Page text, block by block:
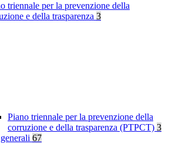
triennale per la prevenzione della
e della trasparenza 3
Piano triennale per la prevenzione della
corruzione e della trasparenza (PTPCT) 3
67